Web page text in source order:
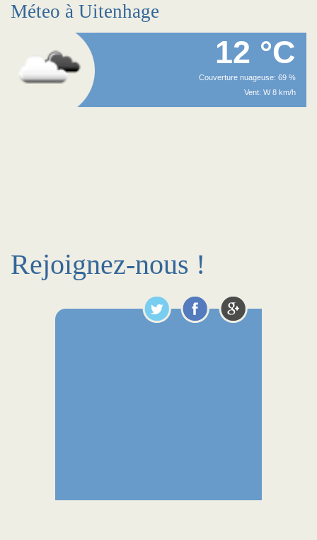
Méteo à Uitenhage
12 °C
Couverture nuageuse: 69 %
Vent: W 8 km/h
Rejoignez-nous !